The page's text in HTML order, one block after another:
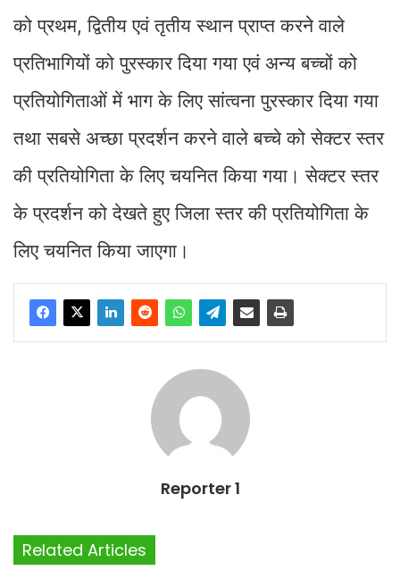
को प्रथम, द्वितीय एवं तृतीय स्थान प्राप्त करने वाले
प्रतिभागियों को पुरस्कार दिया गया एवं अन्य बच्चों को
प्रतियोगिताओं में भाग के लिए सांत्वना पुरस्कार दिया गया
तथा सबसे अच्छा प्रदर्शन करने वाले बच्चे को सेक्टर स्तर
की प्रतियोगिता के लिए चयनित किया गया। सेक्टर स्तर
के प्रदर्शन को देखते हुए जिला स्तर की प्रतियोगिता के
लिए चयनित किया जाएगा।
Reporter 1
Related Articles